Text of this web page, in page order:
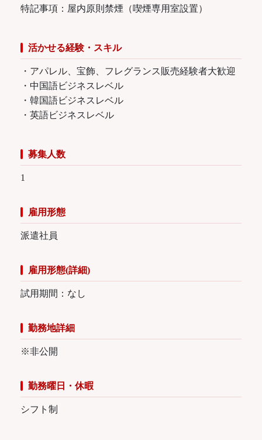
特記事項：屋内原則禁煙（喫煙専用室設置）
活かせる経験・スキル
・アパレル、宝飾、フレグランス販売経験者大歓迎
・中国語ビジネスレベル
・韓国語ビジネスレベル
・英語ビジネスレベル
募集人数
1
雇用形態
派遣社員
雇用形態(詳細)
試用期間：なし
勤務地詳細
※非公開
勤務曜日・休暇
シフト制